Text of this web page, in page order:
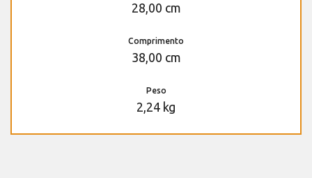
28,00 cm
Comprimento
38,00 cm
Peso
2,24 kg